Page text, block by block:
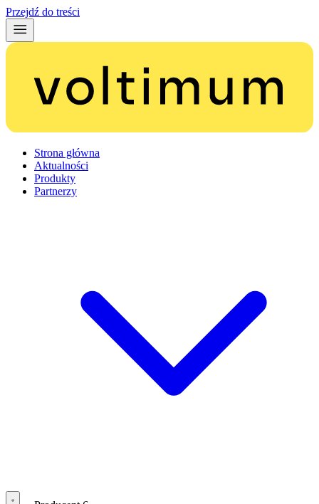
Przejdź do treści
Strona główna
Aktualności
Produkty
Partnerzy